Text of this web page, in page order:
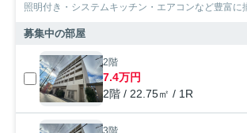
照明付き・システムキッチン・エアコンなど豊富に
募集中の部屋
2階
7.4万円
2階 / 22.75㎡ / 1R